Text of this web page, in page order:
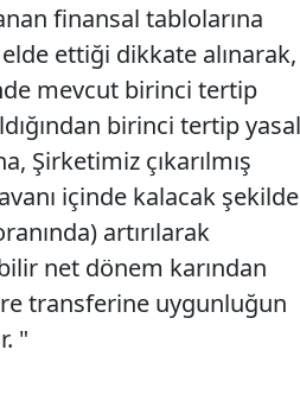
finansal tablolarına
ettiği dikkate alınarak,
mevcut birinci tertip
birinci tertip yasal
Şirketimiz çıkarılmış
içinde kalacak şekilde
artırılarak
net dönem karından
transferine uygunluğun
"